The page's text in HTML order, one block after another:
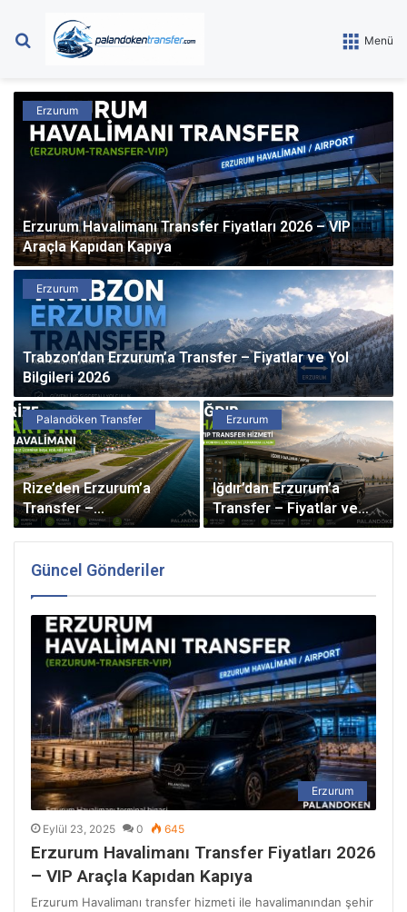
Arama
...
Menü
Erzurum
Erzurum Havalimanı Transfer Fiyatları 2026 – VIP
Araçla Kapıdan Kapıya
Erzurum
Trabzon’dan Erzurum’a Transfer – Fiyatlar ve Yol
Bilgileri 2026
Palandöken Transfer
Rize’den Erzurum’a
Transfer –
Havalimanından VIP
Erzurum
Iğdır’dan Erzurum’a
Transfer – Fiyatlar ve
Güzergah Bilgisi 2026
Güncel Gönderiler
Erzurum
Eylül 23, 2025 0 645
Erzurum Havalimanı Transfer Fiyatları 2026
– VIP Araçla Kapıdan Kapıya
Erzurum Havalimanı transfer hizmeti ile havalimanından şehir